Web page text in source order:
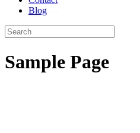
Blog
Sample Page